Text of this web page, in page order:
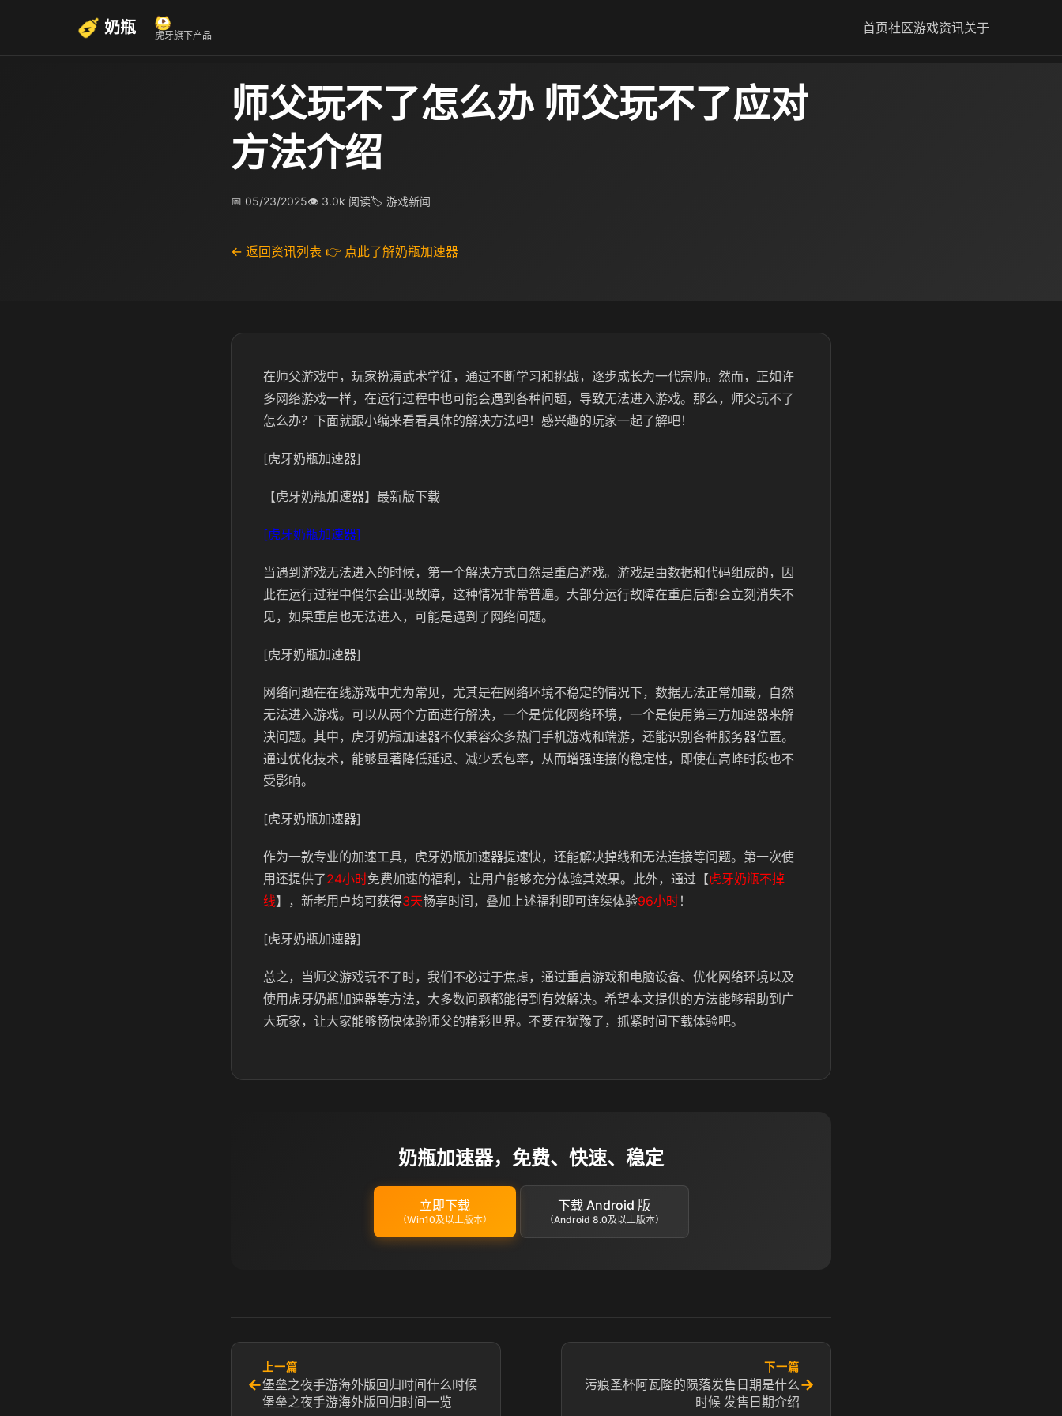
奶瓶 虎牙旗下产品 首页社区游戏资讯关于
师父玩不了怎么办 师父玩不了应对
方法介绍
📅 05/23/2025👁 3.0k 阅读🏷 游戏新闻
← 返回资讯列表 👉 点此了解奶瓶加速器
在师父游戏中，玩家扮演武术学徒，通过不断学习和挑战，逐步成长为一代宗师。然而，正如许
多网络游戏一样，在运行过程中也可能会遇到各种问题，导致无法进入游戏。那么，师父玩不了
怎么办？下面就跟小编来看看具体的解决方法吧！感兴趣的玩家一起了解吧！
[虎牙奶瓶加速器]
【虎牙奶瓶加速器】最新版下载
[虎牙奶瓶加速器]
当遇到游戏无法进入的时候，第一个解决方式自然是重启游戏。 游戏是由数据和代码组成的，因
此在运行过程中偶尔会出现故障，这种情况非常普遍。 大部分运行故障在重启后都会立刻消失不
见，如果重启也无法进入，可能是遇到了网络问题。
[虎牙奶瓶加速器]
网络问题在在线游戏中尤为常见，尤其是在网络环境不稳定的情况下，数据无法正常加载，自然
无法进入游戏。可以从两个方面进行解决，一个是优化网络环境，一个是使用第三方加速器来解
决问题。其中，虎牙奶瓶加速器不仅兼容众多热门手机游戏和端游，还能识别各种服务器位置。
通过优化技术，能够显著降低延迟、减少丢包率，从而增强连接的稳定性， 即使在高峰时段也不
受影响。
[虎牙奶瓶加速器]
作为一款专业的加速工具，虎牙奶瓶加速器提速快，还能解决掉线和无法连接等问题。 第一次使
用还提供了24小时免费加速的福利，让用户能够充分体验其效果。此外，通过【虎牙奶瓶不掉
线】，新老用户均可获得3天畅享时间，叠加上述福利即可连续体验96小时！
[虎牙奶瓶加速器]
总之，当师父游戏玩不了时，我们不必过于焦虑，通过重启游戏和电脑设备、优化网络环境以及
使用虎牙奶瓶加速器等方法，大多数问题都能得到有效解决。希望本文提供的方法能够帮助到广
大玩家，让大家能够畅快体验师父的精彩世界。不要在犹豫了，抓紧时间下载体验吧。
奶瓶加速器，免费、快速、稳定
立即下载
（Win10及以上版本）
下载 Android 版
（Android 8.0及以上版本）
←
上一篇
堡垒之夜手游海外版回归时间什么时候
堡垒之夜手游海外版回归时间一览
下一篇
污痕圣杯阿瓦隆的陨落发售日期是什么
时候 发售日期介绍
→